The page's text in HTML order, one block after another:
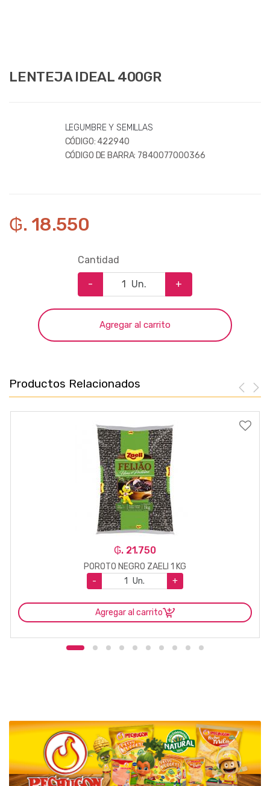
LENTEJA IDEAL 400GR
LEGUMBRE Y SEMILLAS
CÓDIGO: 422940
CÓDIGO DE BARRA: 7840077000366
₲. 18.550
Cantidad
- Un. +
Agregar al carrito
Productos Relacionados
₲. 21.750
POROTO NEGRO ZAELI 1 KG
-
Un. +
Agregar al carrito